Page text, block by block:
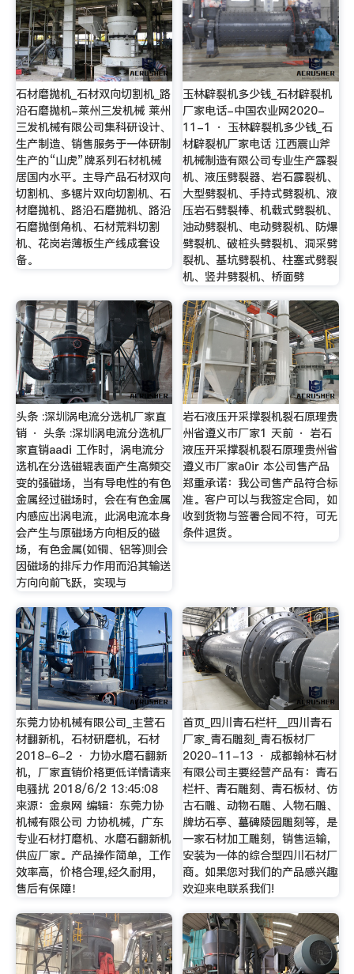
石材磨抛机_石材双向切割机_路
沿石磨抛机-莱州三发机械 莱州
三发机械有限公司集科研设计、
生产制造、销售服务于一体研制
生产的“山虎”牌系列石材机械
居国内水平。主导产品石材双向
切割机、多锯片双向切割机、石
材磨抛机、路沿石磨抛机、路沿
石磨抛倒角机、石材荒料切割
机、花岗岩薄板生产线成套设
备。
玉林辟裂机多少钱_石材辟裂机
厂家电话-中国农业网2020-
11-1 · 玉林辟裂机多少钱_石
材辟裂机厂家电话 江西震山斧
机械制造有限公司专业生产霹裂
机、液压劈裂器、岩石霹裂机、
大型劈裂机、手持式劈裂机、液
压岩石劈裂棒、机载式劈裂机、
油动劈裂机、电动劈裂机、防爆
劈裂机、破桩头劈裂机、洞采劈
裂机、基坑劈裂机、柱塞式劈裂
机、竖井劈裂机、桥面劈
头条 :深圳涡电流分选机厂家直
销 · 头条 :深圳涡电流分选机厂
家直销aadi 工作时，涡电流分
选机在分选磁辊表面产生高频交
变的强磁场，当有导电性的有色
金属经过磁场时，会在有色金属
内感应出涡电流，此涡电流本身
会产生与原磁场方向相反的磁
场，有色金属(如铜、铝等)则会
因磁场的排斥力作用而沿其输送
方向向前飞跃，实现与
岩石液压开采撑裂机裂石原理贵
州省遵义市厂家1 天前 · 岩石
液压开采撑裂机裂石原理贵州省
遵义市厂家a0ir 本公司售产品
郑重承诺：我公司售产品符合标
准。客户可以与我签定合同，如
收到货物与签署合同不符，可无
条件退货。
东莞力协机械有限公司_主营石
材翻新机，石材研磨机，石材
2018-6-2 · 力协水磨石翻新
机，厂家直销价格更低详情请来
电骚扰 2018/6/2 13:45:08
来源：金泉网 编辑：东莞力协
机械有限公司 力协机械，广东
专业石材打磨机、水磨石翻新机
供应厂家。产品操作简单，工作
效率高，价格合理,经久耐用，
售后有保障！
首页_四川青石栏杆__四川青石
厂家_青石雕刻_青石板材厂
2020-11-13 · 成都翰林石材
有限公司主要经营产品有：青石
栏杆、青石雕刻、青石板材、仿
古石雕、动物石雕、人物石雕、
牌坊石亭、墓碑陵园雕刻等，是
一家石材加工雕刻，销售运输，
安装为一体的综合型四川石材厂
商。如果您对我们的产品感兴趣
欢迎来电联系我们!